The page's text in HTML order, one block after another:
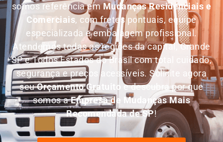
somos referência emMudanças Residenciais e
Comerciais, com fretes pontuais, equipe
especializada e embalagem profissional.
Atendemos todas as regiões da capital, Grande
SP e Todos Estados do Brasil com total cuidado,
segurança e preços acessíveis. Solicite agora
seuOrçamento Gratuito e descubra por que
somos aEmpresa de Mudanças Mais
Recomendada de SP!